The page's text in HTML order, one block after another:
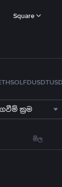
Square
SOLFDUSD
ක්‍රම
මිල